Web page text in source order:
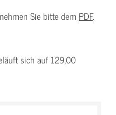
Sie bitte dem PDF.
sich auf 129,00